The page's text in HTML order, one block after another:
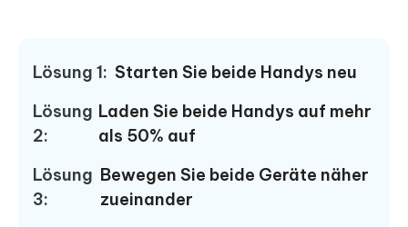
Lösung 1: Starten Sie beide Handys neu
Lösung
2:
Laden Sie beide Handys auf mehr
als 50% auf
Lösung
3:
Bewegen Sie beide Geräte näher
zueinander